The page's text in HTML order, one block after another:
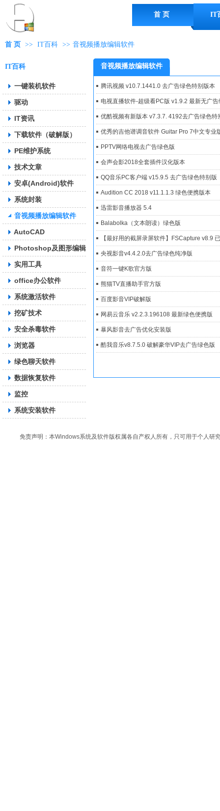
首 页 IT
首 页 >> IT百科 >> 音视频播放编辑软件
IT百科
一键装机软件
驱动
IT资讯
下载软件（破解版）
PE维护系统
技术文章
安卓(Android)软件
系统封装
音视频播放编辑软件
AutoCAD
Photoshop及图形编辑
实用工具
office办公软件
系统激活软件
挖矿技术
安全杀毒软件
浏览器
绿色聊天软件
数据恢复软件
监控
系统安装软件
音视频播放编辑软件
腾讯视频 v10.7.1441.0 去广告绿色特别版本
电视直播软件-超级看PC版 v1.9.2 最新无广告
优酷视频有新版本 v7.3.7. 4192去广告绿色特
优秀的吉他谱调音软件 Guitar Pro 7中文专业
PPTV网络电视去广告绿色版
会声会影2018全套插件汉化版本
QQ音乐PC客户端 v15.9.5 去广告绿色特别版
Audition CC 2018 v11.1.1.3 绿色便携版本
迅雷影音播放器 5.4
Balabolka（文本朗读）绿色版
【最好用的截屏录屏软件】FSCapture v8.9
央视影音v4.4.2.0去广告绿色纯净版
音符一键K歌官方版
熊猫TV直播助手官方版
百度影音VIP破解版
网易云音乐 v2.2.3.196108 最新绿色便携版
暴风影音去广告优化安装版
酷我音乐v8.7.5.0 破解豪华VIP去广告绿色版
免责声明：本Windows系统及软件版权属各自产权人所有，只可用于个人